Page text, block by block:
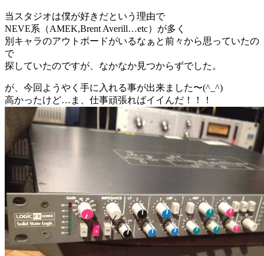
当スタジオは僕が好きだという理由で
NEVE系（AMEK,Brent Averill…etc）が多く
別キャラのアウトボードがいるなぁと前々から思っていたの
で
探していたのですが、なかなか見つからずでした。
が、今回ようやく手に入れる事が出来ました〜(^_^)
高かったけど…ま、仕事頑張ればイイんだ！！！